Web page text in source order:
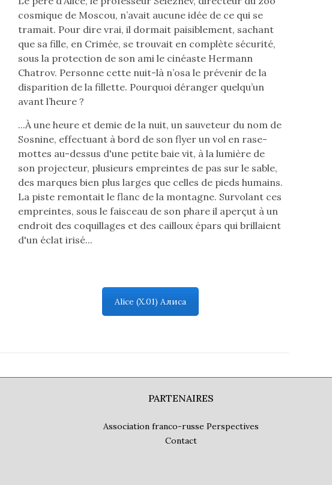
cosmique de Moscou, n’avait aucune idée de ce qui se
tramait. Pour dire vrai, il dormait paisiblement, sachant
que sa fille, en Crimée, se trouvait en complète sécurité,
sous la protection de son ami le cinéaste Hermann
Chatrov. Personne cette nuit-là n’osa le prévenir de la
disparition de la fillette. Pourquoi déranger quelqu’un
avant l’heure ?
...À une heure et demie de la nuit, un sauveteur du nom de
Sosnine, effectuant à bord de son flyer un vol en rase-
mottes au-dessus d'une petite baie vit, à la lumière de
son projecteur, plusieurs empreintes de pas sur le sable,
des marques bien plus larges que celles de pieds humains.
La piste remontait le flanc de la montagne. Survolant ces
empreintes, sous le faisceau de son phare il aperçut à un
endroit des coquillages et des cailloux épars qui brillaient
d'un éclat irisé...
Alice (X.01) Алиса
PARTENAIRES
Association franco-russe Perspectives
Contact